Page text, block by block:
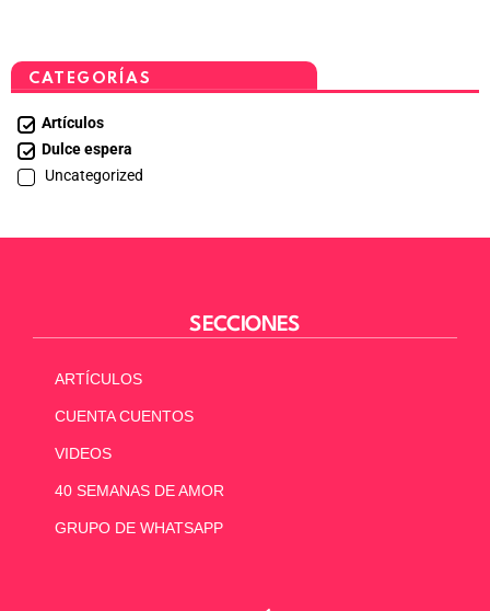
CATEGORÍAS
Artículos
Dulce espera
Uncategorized
SECCIONES
ARTÍCULOS
CUENTA CUENTOS
VIDEOS
40 SEMANAS DE AMOR
GRUPO DE WHATSAPP